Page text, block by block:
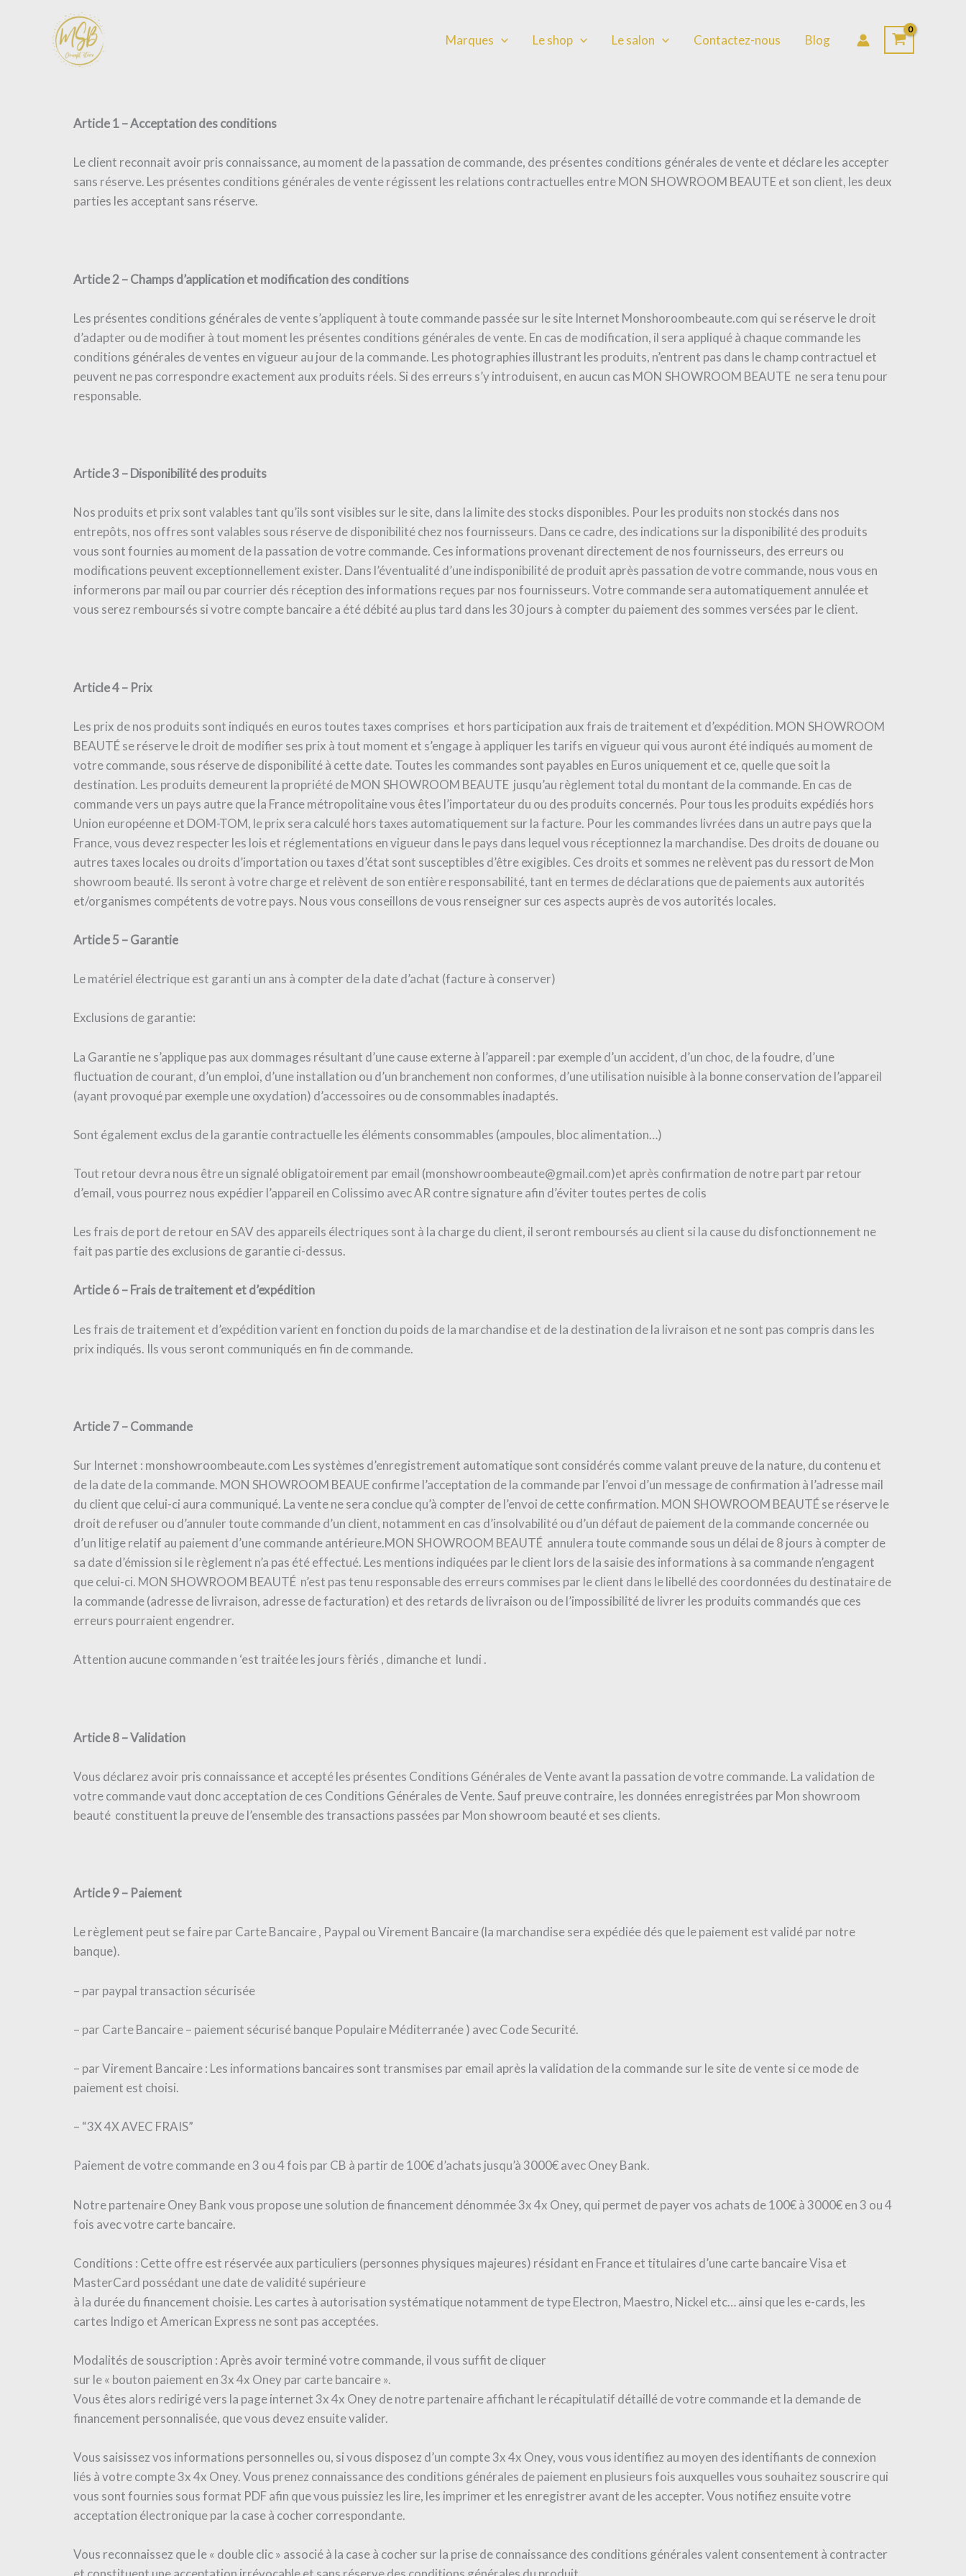
Marques Le shop Le salon Contactez-nous Blog
Article 1 – Acceptation des conditions
Le client reconnait avoir pris connaissance, au moment de la passation de commande, des présentes conditions générales de vente et déclare les accepter
sans réserve. Les présentes conditions générales de vente régissent les relations contractuelles entre MON SHOWROOM BEAUTE et son client, les deux
parties les acceptant sans réserve.
Article 2 – Champs d’application et modification des conditions
Les présentes conditions générales de vente s’appliquent à toute commande passée sur le site Internet Monshoroombeaute.com qui se réserve le droit
d’adapter ou de modifier à tout moment les présentes conditions générales de vente. En cas de modification, il sera appliqué à chaque commande les
conditions générales de ventes en vigueur au jour de la commande. Les photographies illustrant les produits, n’entrent pas dans le champ contractuel et
peuvent ne pas correspondre exactement aux produits réels. Si des erreurs s’y introduisent, en aucun cas MON SHOWROOM BEAUTE ne sera tenu pour
responsable.
Article 3 – Disponibilité des produits
Nos produits et prix sont valables tant qu’ils sont visibles sur le site, dans la limite des stocks disponibles. Pour les produits non stockés dans nos
entrepôts, nos offres sont valables sous réserve de disponibilité chez nos fournisseurs. Dans ce cadre, des indications sur la disponibilité des produits
vous sont fournies au moment de la passation de votre commande. Ces informations provenant directement de nos fournisseurs, des erreurs ou
modifications peuvent exceptionnellement exister. Dans l’éventualité d’une indisponibilité de produit après passation de votre commande, nous vous en
informerons par mail ou par courrier dés réception des informations reçues par nos fournisseurs. Votre commande sera automatiquement annulée et
vous serez remboursés si votre compte bancaire a été débité au plus tard dans les 30 jours à compter du paiement des sommes versées par le client.
Article 4 – Prix
Les prix de nos produits sont indiqués en euros toutes taxes comprises et hors participation aux frais de traitement et d’expédition. MON SHOWROOM
BEAUTÉ se réserve le droit de modifier ses prix à tout moment et s’engage à appliquer les tarifs en vigueur qui vous auront été indiqués au moment de
votre commande, sous réserve de disponibilité à cette date. Toutes les commandes sont payables en Euros uniquement et ce, quelle que soit la
destination. Les produits demeurent la propriété de MON SHOWROOM BEAUTE jusqu’au règlement total du montant de la commande. En cas de
commande vers un pays autre que la France métropolitaine vous êtes l’importateur du ou des produits concernés. Pour tous les produits expédiés hors
Union européenne et DOM-TOM, le prix sera calculé hors taxes automatiquement sur la facture. Pour les commandes livrées dans un autre pays que la
France, vous devez respecter les lois et réglementations en vigueur dans le pays dans lequel vous réceptionnez la marchandise. Des droits de douane ou
autres taxes locales ou droits d’importation ou taxes d’état sont susceptibles d’être exigibles. Ces droits et sommes ne relèvent pas du ressort de Mon
showroom beauté. Ils seront à votre charge et relèvent de son entière responsabilité, tant en termes de déclarations que de paiements aux autorités
et/organismes compétents de votre pays. Nous vous conseillons de vous renseigner sur ces aspects auprès de vos autorités locales.
Article 5 – Garantie
Le matériel électrique est garanti un ans à compter de la date d’achat (facture à conserver)
Exclusions de garantie:
La Garantie ne s’applique pas aux dommages résultant d’une cause externe à l’appareil : par exemple d’un accident, d’un choc, de la foudre, d’une
fluctuation de courant, d’un emploi, d’une installation ou d’un branchement non conformes, d’une utilisation nuisible à la bonne conservation de l’appareil
(ayant provoqué par exemple une oxydation) d’accessoires ou de consommables inadaptés.
Sont également exclus de la garantie contractuelle les éléments consommables (ampoules, bloc alimentation…)
Tout retour devra nous être un signalé obligatoirement par email (monshowroombeaute@gmail.com)et après confirmation de notre part par retour
d’email, vous pourrez nous expédier l’appareil en Colissimo avec AR contre signature afin d’éviter toutes pertes de colis
Les frais de port de retour en SAV des appareils électriques sont à la charge du client, il seront remboursés au client si la cause du disfonctionnement ne
fait pas partie des exclusions de garantie ci-dessus.
Article 6 – Frais de traitement et d’expédition
Les frais de traitement et d’expédition varient en fonction du poids de la marchandise et de la destination de la livraison et ne sont pas compris dans les
prix indiqués. Ils vous seront communiqués en fin de commande.
Article 7 – Commande
Sur Internet : monshowroombeaute.com Les systèmes d’enregistrement automatique sont considérés comme valant preuve de la nature, du contenu et
de la date de la commande. MON SHOWROOM BEAUE confirme l’acceptation de la commande par l’envoi d’un message de confirmation à l’adresse mail
du client que celui-ci aura communiqué. La vente ne sera conclue qu’à compter de l’envoi de cette confirmation. MON SHOWROOM BEAUTÉ se réserve le
droit de refuser ou d’annuler toute commande d’un client, notamment en cas d’insolvabilité ou d’un défaut de paiement de la commande concernée ou
d’un litige relatif au paiement d’une commande antérieure.MON SHOWROOM BEAUTÉ annulera toute commande sous un délai de 8 jours à compter de
sa date d’émission si le règlement n’a pas été effectué. Les mentions indiquées par le client lors de la saisie des informations à sa commande n’engagent
que celui-ci. MON SHOWROOM BEAUTÉ n’est pas tenu responsable des erreurs commises par le client dans le libellé des coordonnées du destinataire de
la commande (adresse de livraison, adresse de facturation) et des retards de livraison ou de l’impossibilité de livrer les produits commandés que ces
erreurs pourraient engendrer.
Attention aucune commande n ‘est traitée les jours fèriés , dimanche et lundi .
Article 8 – Validation
Vous déclarez avoir pris connaissance et accepté les présentes Conditions Générales de Vente avant la passation de votre commande. La validation de
votre commande vaut donc acceptation de ces Conditions Générales de Vente. Sauf preuve contraire, les données enregistrées par Mon showroom
beauté constituent la preuve de l’ensemble des transactions passées par Mon showroom beauté et ses clients.
Article 9 – Paiement
Le règlement peut se faire par Carte Bancaire , Paypal ou Virement Bancaire (la marchandise sera expédiée dés que le paiement est validé par notre
banque).
– par paypal transaction sécurisée
– par Carte Bancaire – paiement sécurisé banque Populaire Méditerranée ) avec Code Securité.
– par Virement Bancaire : Les informations bancaires sont transmises par email après la validation de la commande sur le site de vente si ce mode de
paiement est choisi.
– “3X 4X AVEC FRAIS”
Paiement de votre commande en 3 ou 4 fois par CB à partir de 100€ d’achats jusqu’à 3000€ avec Oney Bank.
Notre partenaire Oney Bank vous propose une solution de financement dénommée 3x 4x Oney, qui permet de payer vos achats de 100€ à 3000€ en 3 ou 4
fois avec votre carte bancaire.
Conditions​ : Cette offre est réservée aux particuliers (personnes physiques majeures) résidant en France et titulaires d’une carte bancaire Visa et
MasterCard possédant une date de validité supérieure
à la durée du financement choisie. Les cartes à autorisation systématique notamment de type Electron, Maestro, Nickel etc… ainsi que les e-cards, les
cartes Indigo et American Express ne sont pas acceptées.
Modalités de souscription​ : Après avoir terminé votre commande, il vous suffit de cliquer
sur le « bouton paiement en 3x 4x Oney par carte bancaire ».
Vous êtes alors redirigé vers la page internet 3x 4x Oney de notre partenaire affichant le récapitulatif détaillé de votre commande et la demande de
financement personnalisée, que vous devez ensuite valider.
Vous saisissez vos informations personnelles ou, si vous disposez d’un compte 3x 4x Oney, vous vous identifiez au moyen des identifiants de connexion
liés à votre compte 3x 4x Oney. Vous prenez connaissance des conditions générales de paiement en plusieurs fois auxquelles vous souhaitez souscrire qui
vous sont fournies sous format PDF afin que vous puissiez les lire, les imprimer et les enregistrer avant de les accepter. Vous notifiez ensuite votre
acceptation électronique par la case à cocher correspondante.
Vous reconnaissez que le « double clic » associé à la case à cocher sur la prise de connaissance des conditions générales valent consentement à contracter